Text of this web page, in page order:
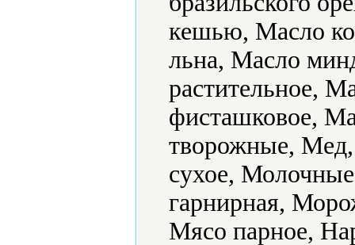
кешью, Масло
льна, Масло
растительное,
фисташковое,
творожные,
сухое,
гарнирная,
Мясо парное,